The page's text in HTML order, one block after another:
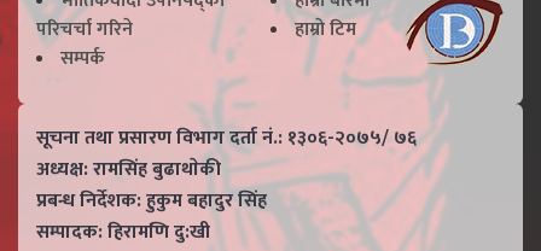
परिचर्चा गरिने
हाम्राे टिम
सम्पर्क
सूचना तथा प्रसारण विभाग दर्ता नं.: १३०६-२०७५/ ७६
अध्यक्ष: रामसिंह बुढाथाेकी
प्रबन्ध निर्देशक: हुकुम बहादुर सिंह
सम्पादक: हिरामणि दु:खी